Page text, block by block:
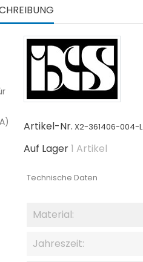
Artikel-Nr. X2-361406-004-L
Auf Lager1 Artikel
Technische Daten
Material:
Jahreszeit: